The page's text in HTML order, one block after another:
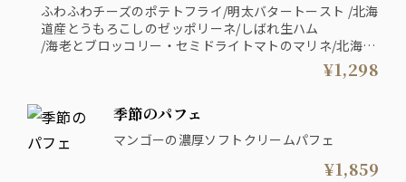
ふわふわチーズのポテトフライ/明太バタートースト /北海
道産とうもろこしのゼッポリーネ/しばれ生ハム
/海老とブロッコリー・セミドライトマトのマリネ/北海道
クリームチーズと合鴨スモークのピンチョス/レーズンク
リームチーズ/北海道帆立のクリーミーグラタンコロッケ/
プレーゼ
上記から3品選べるお得なセットです！
¥1,298
季節のパフェ
マンゴーの濃厚ソフトクリームパフェ
¥1,859